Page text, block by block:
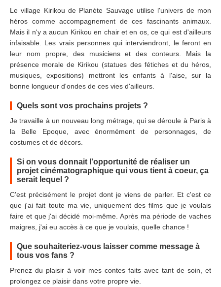
Le village Kirikou de Planète Sauvage utilise l'univers de mon
héros comme accompagnement de ces fascinants animaux.
Mais il n'y a aucun Kirikou en chair et en os, ce qui est d'ailleurs
infaisable. Les vrais personnes qui interviendront, le feront en
leur nom propre, des musiciens et des conteurs. Mais la
présence morale de Kirikou (statues des fétiches et du héros,
musiques, expositions) mettront les enfants à l'aise, sur la
bonne longueur d'ondes de ces vies d'ailleurs.
Quels sont vos prochains projets ?
Je travaille à un nouveau long métrage, qui se déroule à Paris à
la Belle Epoque, avec énormément de personnages, de
costumes et de décors.
Si on vous donnait l'opportunité de réaliser un
projet cinématographique qui vous tient à coeur, ça
serait lequel ?
C'est précisément le projet dont je viens de parler. Et c'est ce
que j'ai fait toute ma vie, uniquement des films que je voulais
faire et que j'ai décidé moi-même. Après ma période de vaches
maigres, j'ai eu accès à ce que je voulais, quelle chance !
Que souhaiteriez-vous laisser comme message à
tous vos fans ?
Prenez du plaisir à voir mes contes faits avec tant de soin, et
prolongez ce plaisir dans votre propre vie.